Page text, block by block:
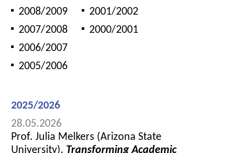
2008/2009
2007/2008
2006/2007
2005/2006
2001/2002
2000/2001
2025/2026
28.05.2026
Prof. Julia Melkers (Arizona State
University). Transforming Academic